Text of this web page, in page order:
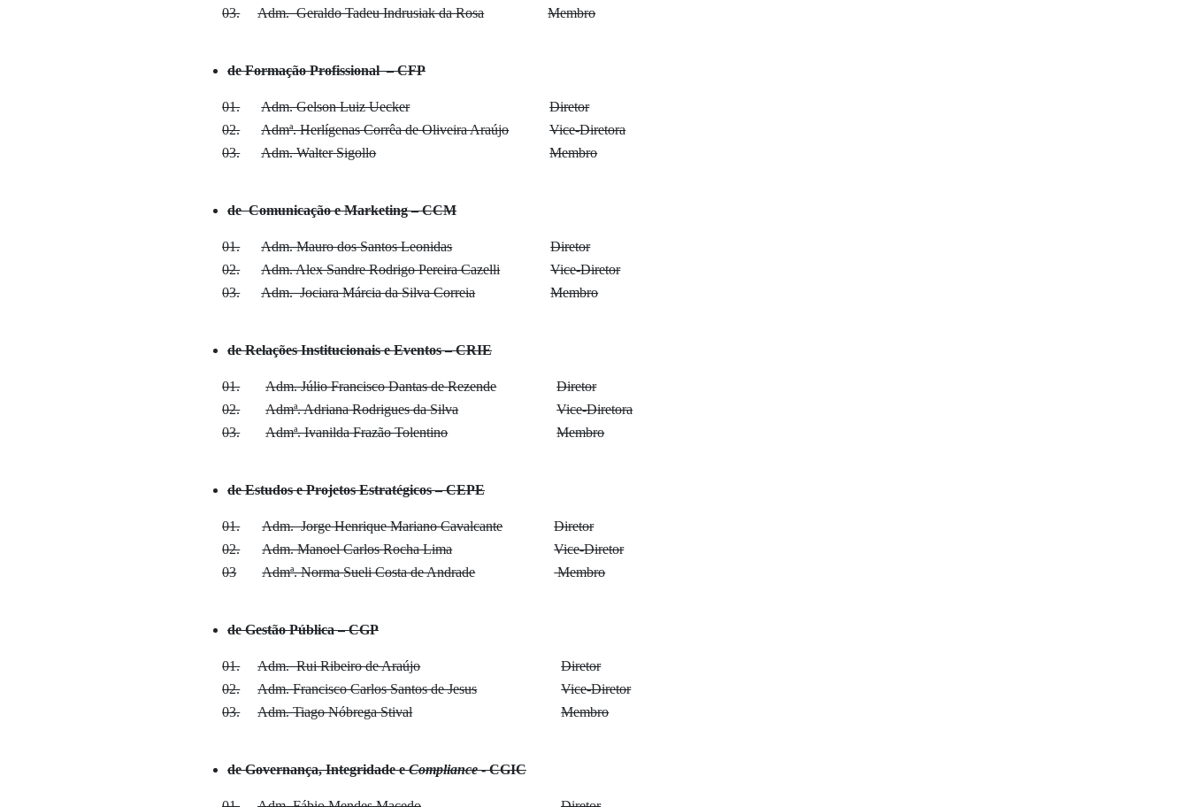
03.
Adm. Geraldo Tadeu Indrusiak da Rosa Membro
de Formação Profissional – CFP
01. Adm. Gelson Luiz Uecker
Diretor
02.
Admª. Herlígenas Corrêa de Oliveira Araújo
Vice-Diretora
03.
Adm. Walter Sigollo Membro
de Comunicação e Marketing – CCM
01. Adm. Mauro dos Santos Leonidas
Diretor
02.
Adm. Alex Sandre Rodrigo Pereira Cazelli
Vice-Diretor
03.
Adm. Jociara Márcia da Silva Correia Membro
de Relações Institucionais e Eventos – CRIE
01. Adm. Júlio Francisco Dantas de Rezende
Diretor
02.
Admª. Adriana Rodrigues da Silva
Vice-Diretora
03.
Admª. Ivanilda Frazão Tolentino Membro
de Estudos e Projetos Estratégicos – CEPE
01. Adm. Jorge Henrique Mariano Cavalcante
Diretor
02.
Adm. Manoel Carlos Rocha Lima
Vice-Diretor
03
Admª. Norma Sueli Costa de Andrade Membro
de Gestão Pública – CGP
01. Adm. Rui Ribeiro de Araújo
Diretor
02.
Adm. Francisco Carlos Santos de Jesus
Vice-Diretor
03.
Adm. Tiago Nóbrega Stival Membro
de Governança, Integridade eCompliance- CGIC